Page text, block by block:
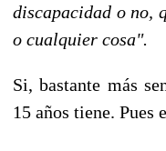
discapacidad o no,
o cualquier cosa".
Si, bastante más
15 años tiene. Pues